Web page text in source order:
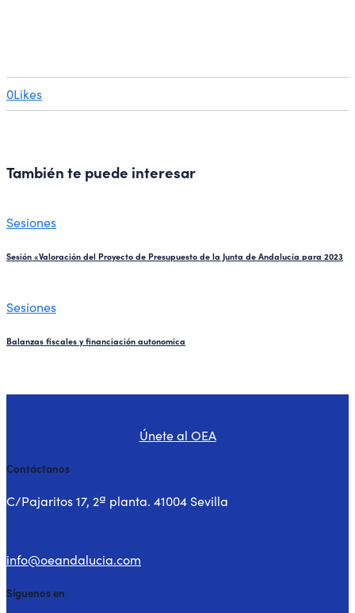
0Likes
También te puede interesar
Sesiones
Sesión «Valoración del Proyecto de Presupuesto de la Junta de Andalucía para 2023
Sesiones
Balanzas fiscales y financiación autonomica
Únete al OEA
Contáctanos
C/Pajaritos 17, 2ª planta. 41004 Sevilla
info@oeandalucia.com
Síguenos en